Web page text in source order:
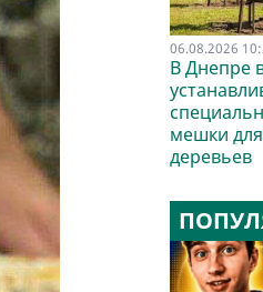
06.08.2026
В Днепре
мешки
деревьев